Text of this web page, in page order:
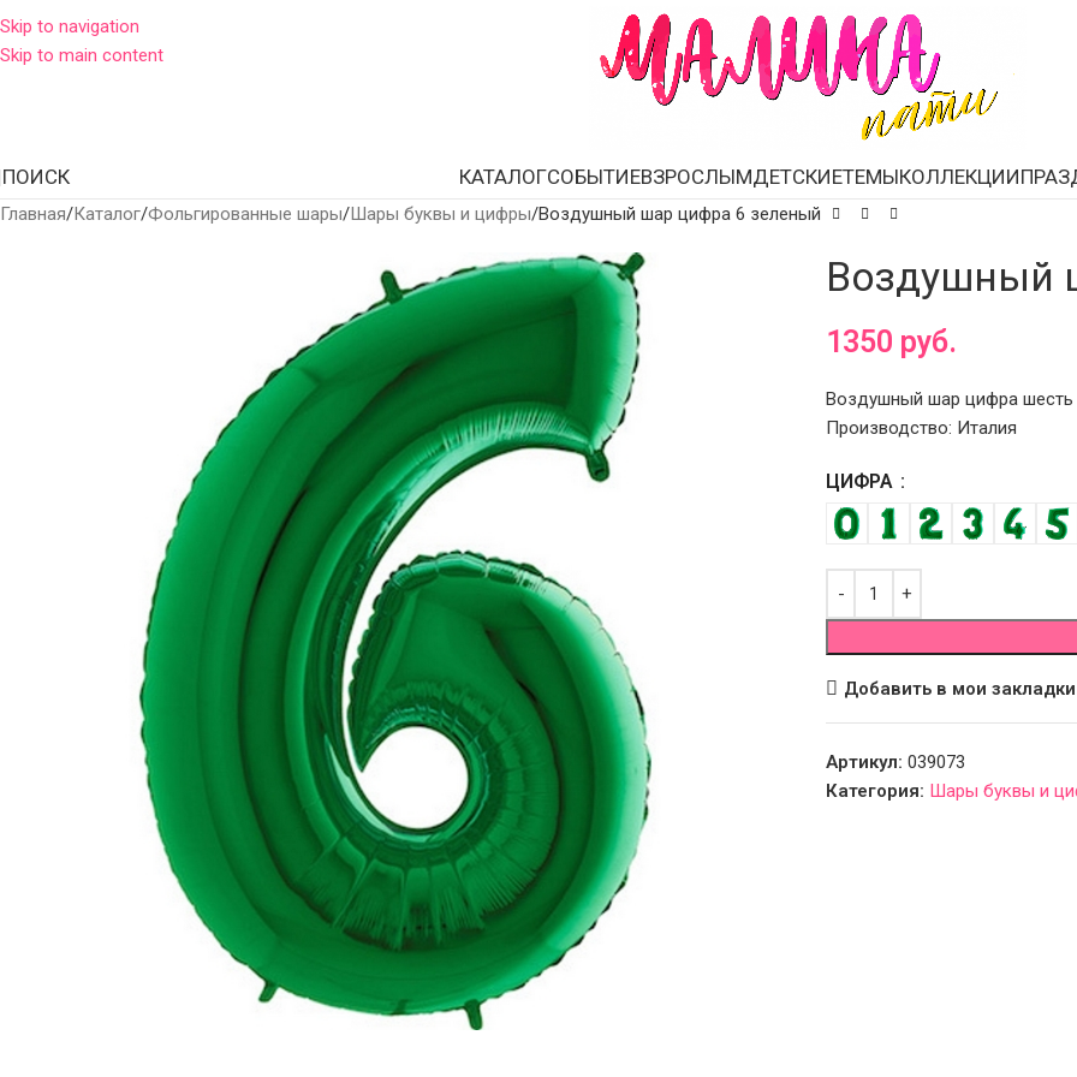
Skip to navigation
Skip to main content
ПОИСК КАТАЛОГСОБЫТИЕВЗРОСЛЫМДЕТСКИЕТЕМЫКОЛЛЕКЦИИ
Главная Каталог Фольгированные шары Шары буквы и цифры Воздушный шар цифра 6 зеленый
Воздушный
1350 руб.
Воздушный шар цифра шесть
Производство: Италия
ЦИФРА
Добавить в мои закладки
Артикул: 039073
Категория: Шары буквы и